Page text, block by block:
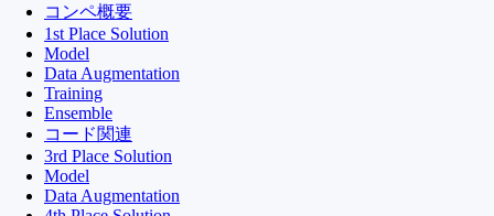
コンペ概要
1st Place Solution
Model
Data Augmentation
Training
Ensemble
コード関連
3rd Place Solution
Model
Data Augmentation